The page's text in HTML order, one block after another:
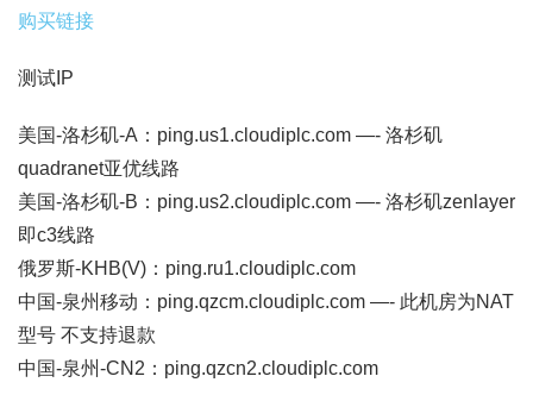
购买链接
测试IP
美国-洛杉矶-A：ping.us1.cloudiplc.com —- 洛杉矶
quadranet亚优线路
美国-洛杉矶-B：ping.us2.cloudiplc.com —- 洛杉矶zenlayer
即c3线路
俄罗斯-KHB(V)：ping.ru1.cloudiplc.com
中国-泉州移动：ping.qzcm.cloudiplc.com —- 此机房为NAT
型号 不支持退款
中国-泉州-CN2：ping.qzcn2.cloudiplc.com